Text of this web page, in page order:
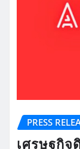
PRESS
เศรษฐกิจ